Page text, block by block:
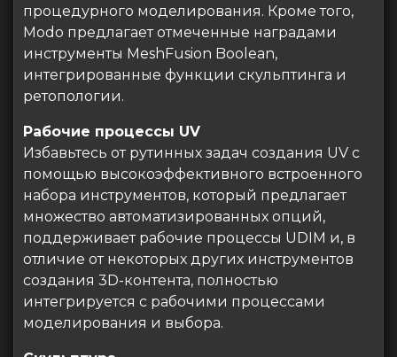
процедурного моделирования. Кроме того,
Modo предлагает отмеченные наградами
инструменты MeshFusion Boolean,
интегрированные функции скульптинга и
ретопологии.
Рабочие процессы UV
Избавьтесь от рутинных задач создания UV с
помощью высокоэффективного встроенного
набора инструментов, который предлагает
множество автоматизированных опций,
поддерживает рабочие процессы UDIM и, в
отличие от некоторых других инструментов
создания 3D-контента, полностью
интегрируется с рабочими процессами
моделирования и выбора.